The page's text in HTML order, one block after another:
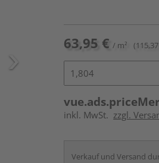
63,95 € / m²
inkl. MwSt. zzgl.
Verkauf und Versand